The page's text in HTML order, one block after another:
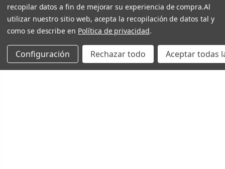
recopilar datos a fin de mejorar su experiencia de compra.Al
utilizar nuestro sitio web, acepta la recopilación de datos tal y
como se describe en Política de privacidad.
Configuración Rechazar todo Aceptar todas